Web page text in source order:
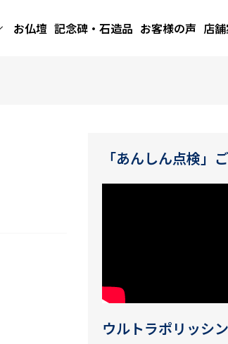
お仏壇 記念碑・石造品 お客様の声 店
「あんしん点検」
ウルトラポリッシ